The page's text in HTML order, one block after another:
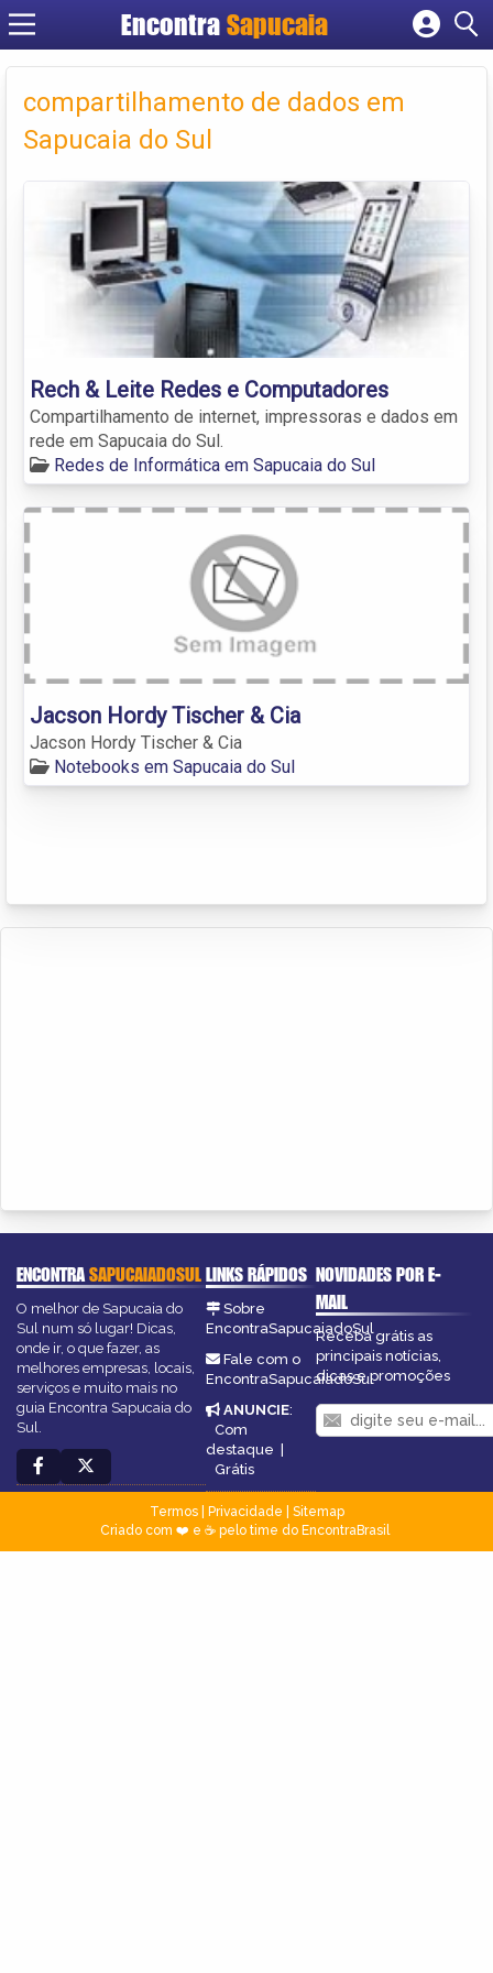
Encontra
Cadastrar empresa
Criar conta
compartilhamento de dados em
Sapucaia do Sul
Rech & Leite Redes e Computadores
Compartilhamento de internet, impressoras e dados em
rede em Sapucaia do Sul.
Redes de Informática em Sapucaia do Sul
Jacson Hordy Tischer & Cia
Jacson Hordy Tischer & Cia
Notebooks em Sapucaia do Sul
ENCONTRASAPUCAIADOSUL
O melhor de Sapucaia do
Sul num só lugar! Dicas,
onde ir, o que fazer, as
melhores empresas, locais,
serviços e muito mais no
guia Encontra Sapucaia do
Sul.
LINKS RÁPIDOS
Sobre
EncontraSapucaiadoSul
Fale com o
EncontraSapucaiadoSul
ANUNCIE:
Com
destaque |
Grátis
NOVIDADES POR E-
MAIL
Receba grátis as
principais notícias,
dicas e promoções
Termos| Privacidade
Sitemap
Criado com ❤️ e ☕ pelo time do EncontraBrasil